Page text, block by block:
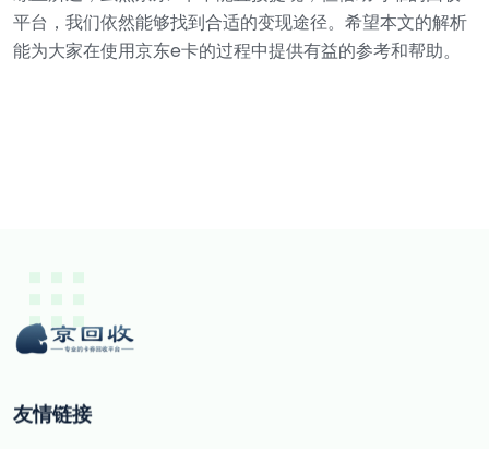
平台，我们依然能够找到合适的变现途径。希望本文的解析
能为大家在使用京东e卡的过程中提供有益的参考和帮助。
友情链接